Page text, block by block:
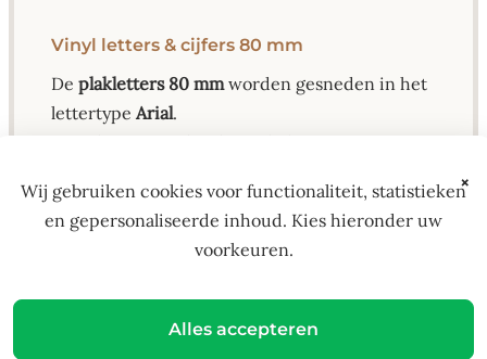
Vinyl letters & cijfers 80 mm
De plakletters 80 mmworden gesneden in het
lettertype Arial.
Deze hoogte is ideaal voor belettering op
winkelborden, panelen of informatieve
aanduidingen.
Het font is goed leesbaar op korte tot
rustige uitstraling.
Het vinyl is stevig, UV-bestendig en duurzaam;
×
Wij gebruiken cookies voor functionaliteit, statistieken
en gepersonaliseerde inhoud. Kies hieronder uw
voorkeuren.
Alles accepteren